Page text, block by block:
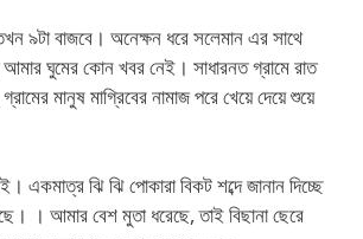
৯টা বাজবে। অনেক্ষন ধরে সলেমান এর সাথে
ঘুমের কোন খবর নেই। সাধারনত গ্রামে রাত
মানুষ মাগ্রিবের নামাজ পরে খেয়ে দেয়ে শুয়ে
একমাত্র ঝি ঝি পোকারা বিকট শব্দে জানান দিচ্ছে
। আমার বেশ মুতা ধরেছে, তাই বিছানা ছেরে